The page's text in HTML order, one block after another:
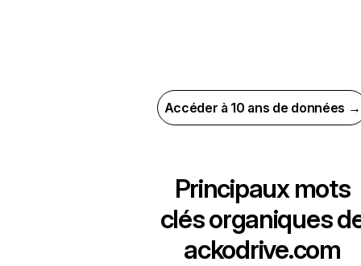
Accéder à 10 ans de données →
Principaux mots
clés organiques
ackodrive.com